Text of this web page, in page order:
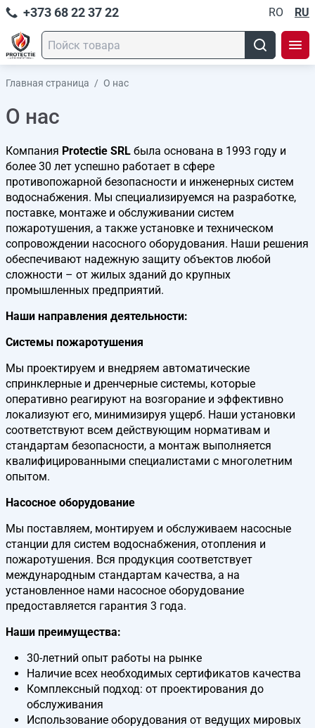
+373 68 22 37 22 RO RU
Главная страница / О нас
О нас
Компания Protectie SRL была основана в 1993 году и
более 30 лет успешно работает в сфере
противопожарной безопасности и инженерных систем
водоснабжения. Мы специализируемся на разработке,
поставке, монтаже и обслуживании систем
пожаротушения, а также установке и техническом
сопровождении насосного оборудования. Наши решения
обеспечивают надежную защиту объектов любой
сложности – от жилых зданий до крупных
промышленных предприятий.
Наши направления деятельности:
Системы пожаротушения
Мы проектируем и внедряем автоматические
спринклерные и дренчерные системы, которые
оперативно реагируют на возгорание и эффективно
локализуют его, минимизируя ущерб. Наши установки
соответствуют всем действующим нормативам и
стандартам безопасности, а монтаж выполняется
квалифицированными специалистами с многолетним
опытом.
Насосное оборудование
Мы поставляем, монтируем и обслуживаем насосные
станции для систем водоснабжения, отопления и
пожаротушения. Вся продукция соответствует
международным стандартам качества, а на
установленное нами насосное оборудование
предоставляется гарантия 3 года.
Наши преимущества:
30-летний опыт работы на рынке
Наличие всех необходимых сертификатов качества
Комплексный подход: от проектирования до
обслуживания
Использование оборудования от ведущих мировых